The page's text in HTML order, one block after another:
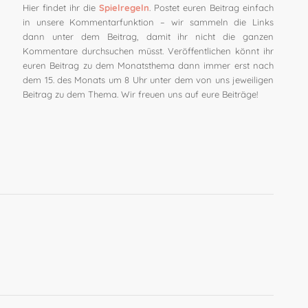
Hier findet ihr dieSpielregeln . Postet euren Beitrag einfach
in unsere Kommentarfunktion – wir sammeln die Links
dann unter dem Beitrag, damit ihr nicht die ganzen
Kommentare durchsuchen müsst. Veröffentlichen könnt ihr
euren Beitrag zu dem Monatsthema dann immer erst nach
dem 15. des Monats um 8 Uhr unter dem von uns jeweiligen
Beitrag zu dem Thema. Wir freuen uns auf eure Beiträge!